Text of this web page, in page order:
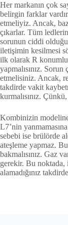
Her markanın çok
belirgin farklar
etmeliyiz. Ancak,
çıkarlar. Tüm
sorunun ciddi
iletişimin kesilmesi
ilk olarak R konumlu
yapmalısınız.
etmelisiniz. Ancak,
takdirde vakit
kurmalısınız.
Kombinizin
L7’nin
sebebi ise brülörde
ateşleme yapmaz.
bakmalısınız. Gaz
gerekir. Bu noktada,
alamadığınız takdirde